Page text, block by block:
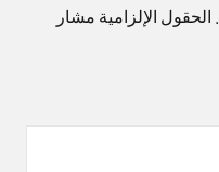
الحقول الإلزامية مشار